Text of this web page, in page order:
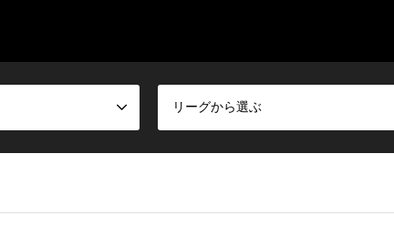
リーグから選ぶ